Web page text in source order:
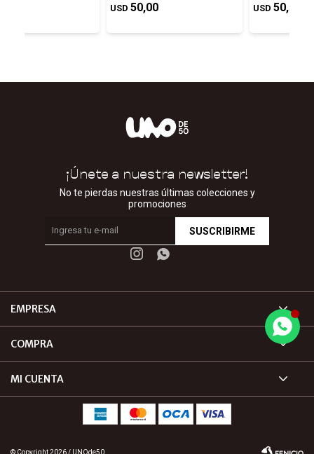
USD 50,00 USD 50,00
EMPRESA
COMPRA
MI CUENTA
¡Únete a nuestra newsletter!
No te pierdas nuestras últimas colecciones y
promociones
SUSCRIBIRME
 
© Copyright 2026 / UNOde50